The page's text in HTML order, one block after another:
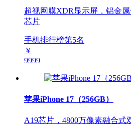
超视网膜XDR显示屏，铝金
芯片
手机排行榜第5名
￥
9999
苹果iPhone 17（256GB）
A19芯片，4800万像素融合式